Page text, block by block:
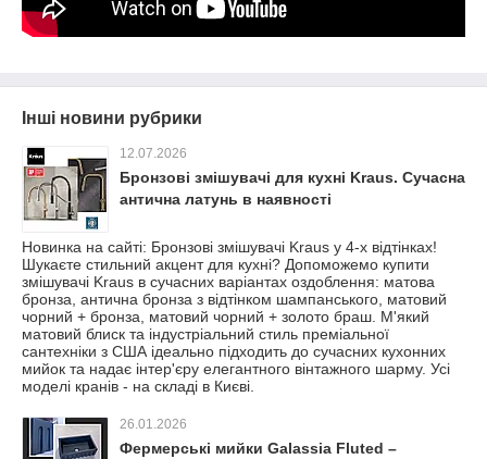
Інші новини рубрики
12.07.2026
Бронзові змішувачі для кухні Kraus. Сучасна
антична латунь в наявності
Новинка на сайті: Бронзові змішувачі Kraus у 4-х відтінках!
Шукаєте стильний акцент для кухні? Допоможемо купити
змішувачі Kraus в сучасних варіантах оздоблення: матова
бронза, антична бронза з відтінком шампанського, матовий
чорний + бронза, матовий чорний + золото браш. М'який
матовий блиск та індустріальний стиль преміальної
сантехніки з США ідеально підходить до сучасних кухонних
мийок та надає інтер'єру елегантного вінтажного шарму. Усі
моделі кранів - на складі в Києві.
26.01.2026
Фермерські мийки Galassia Fluted –